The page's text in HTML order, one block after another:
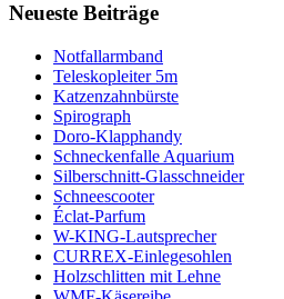
Neueste Beiträge
Notfallarmband
Teleskopleiter 5m
Katzenzahnbürste
Spirograph
Doro-Klapphandy
Schneckenfalle Aquarium
Silberschnitt-Glasschneider
Schneescooter
Éclat-Parfum
W-KING-Lautsprecher
CURREX-Einlegesohlen
Holzschlitten mit Lehne